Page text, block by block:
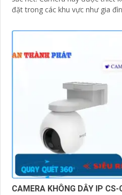
đặt trong các khu vực như gia
CAMERA KHÔNG DÂY IP